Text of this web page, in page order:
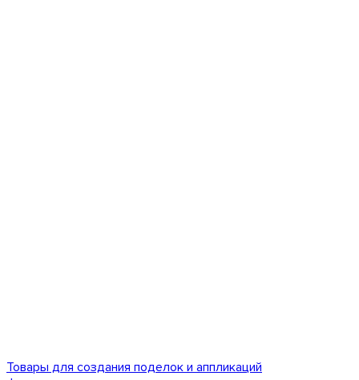
Товары для создания поделок и аппликаций